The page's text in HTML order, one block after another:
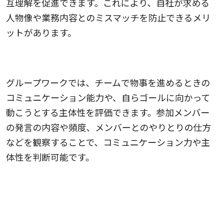
互理解を促進できます。これにより、自社が求める
人物像や業務内容とのミスマッチを防止できるメリ
ットがあります。
グループワークでは、チームで物事を進めるときの
コミュニケーション能力や、自らゴールに向かって
動こうとする主体性を評価できます。参加メンバー
の発言の内容や頻度、メンバーとのやりとりの仕方
などを観察することで、コミュニケーション力や主
体性を判断可能です。